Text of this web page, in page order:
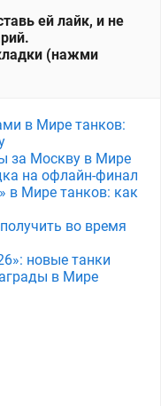
ей лайк, и не
(нажми
в Мире танков:
за Москву в Мире
на офлайн-финал
в Мире танков: как
во время
новые танки
в Мире